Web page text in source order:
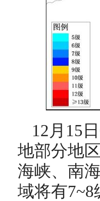
12月15
地部分地
海峡、南
域将有